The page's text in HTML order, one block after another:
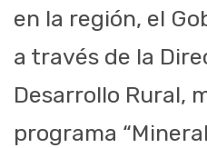
en la región, el
a través de la
Desarrollo Rural,
programa